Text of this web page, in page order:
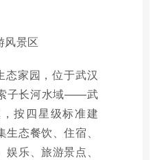
风景区
态家园，位于武汉
子长河水域——武
按四星级标准建
态餐饮、住宿、
乐、旅游景点、